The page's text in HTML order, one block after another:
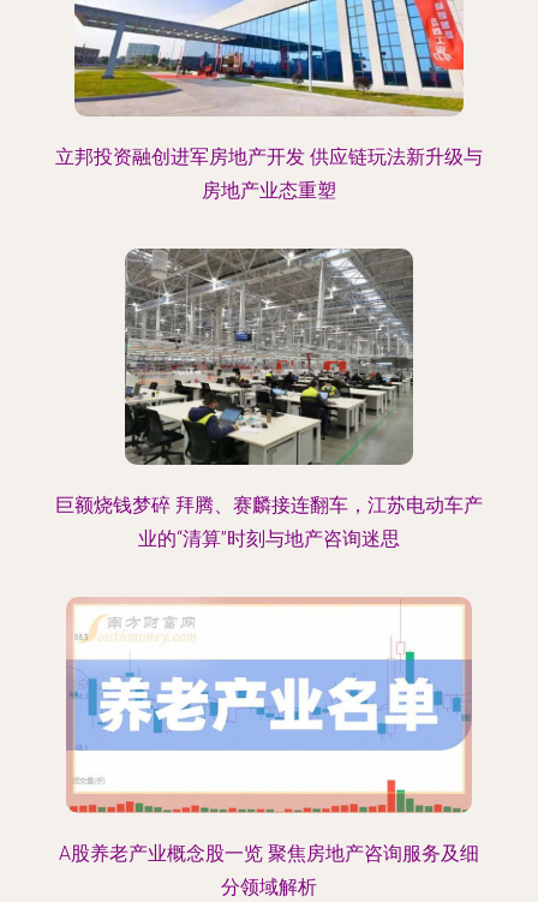
立邦投资融创进军房地产开发 供应链玩法新升级与
房地产业态重塑
巨额烧钱梦碎 拜腾、赛麟接连翻车，江苏电动车产
业的“清算”时刻与地产咨询迷思
A股养老产业概念股一览 聚焦房地产咨询服务及细
分领域解析